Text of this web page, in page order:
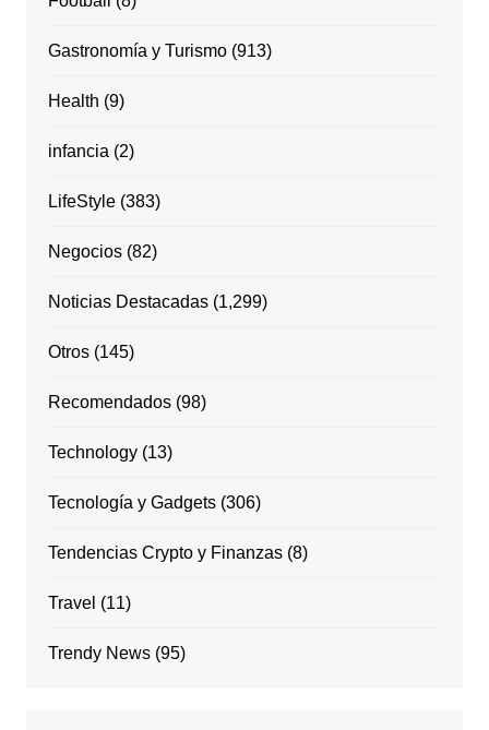
Gastronomía y Turismo(913)
Health (9)
infancia (2)
LifeStyle(383)
Negocios(82)
Noticias Destacadas(1,299)
Otros(145)
Recomendados(98)
Technology(13)
Tecnología y Gadgets(306)
Tendencias Crypto y Finanzas(8)
Travel (11)
Trendy News(95)